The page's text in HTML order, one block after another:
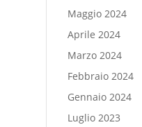
Maggio 2024
Aprile 2024
Marzo 2024
Febbraio 2024
Gennaio 2024
Luglio 2023